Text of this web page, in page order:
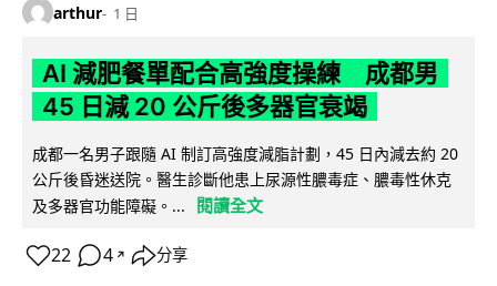
arthur 1 日
AI 減肥餐單配合高強度操練 成都男
45 日減 20 公斤後多器官衰竭
成都一名男子跟隨 AI 制訂高強度減脂計劃，45 日內減去約 20
公斤後昏迷送院。醫生診斷他患上尿源性膿毒症、膿毒性休克
及多器官功能障礙。...
閱讀全文
22 4 ↗ 分享